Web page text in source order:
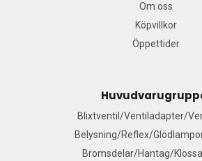
Om oss
Köpvillkor
Öppettider
Blixtventil/Ventiladapter/
Belysning/Reflex/
Bromsdelar/Hantag/